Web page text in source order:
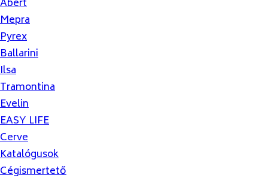
Abert
Mepra
Pyrex
Ballarini
Ilsa
Tramontina
Evelin
EASY LIFE
Cerve
Katalógusok
Cégismertető